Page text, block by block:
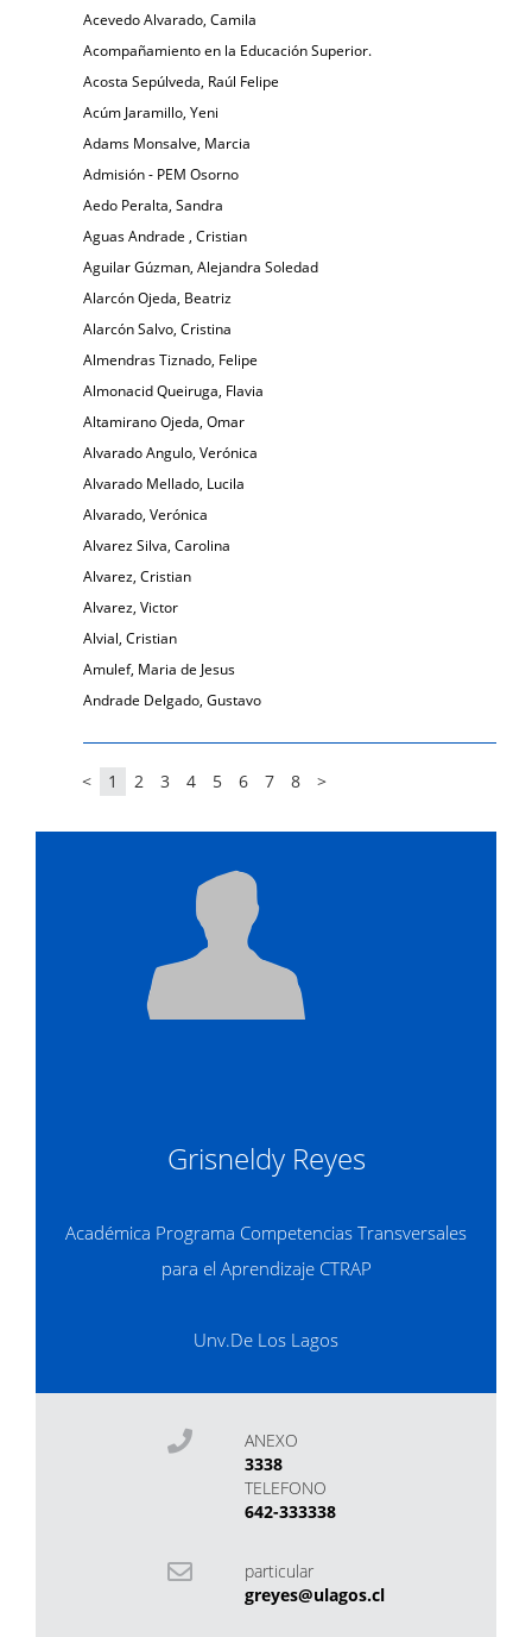
Acevedo Alvarado, Camila
Acompañamiento en la Educación Superior.
Acosta Sepúlveda, Raúl Felipe
Acúm Jaramillo, Yeni
Adams Monsalve, Marcia
Admisión - PEM Osorno
Aedo Peralta, Sandra
Aguas Andrade , Cristian
Aguilar Gúzman, Alejandra Soledad
Alarcón Ojeda, Beatriz
Alarcón Salvo, Cristina
Almendras Tiznado, Felipe
Almonacid Queiruga, Flavia
Altamirano Ojeda, Omar
Alvarado Angulo, Verónica
Alvarado Mellado, Lucila
Alvarado, Verónica
Alvarez Silva, Carolina
Alvarez, Cristian
Alvarez, Victor
Alvial, Cristian
Amulef, Maria de Jesus
Andrade Delgado, Gustavo
< 1 2 3 4 5 6 7 8 >
Grisneldy Reyes
Académica Programa Competencias Transversales
para el Aprendizaje CTRAP
Unv.De Los Lagos
ANEXO
3338
TELEFONO
642-333338
particular
greyes@ulagos.cl